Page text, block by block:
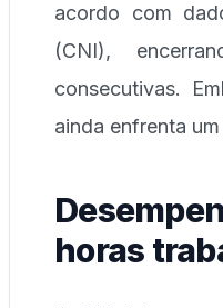
acordo com
(CNI),
consecutivas.
ainda enfrenta
horas